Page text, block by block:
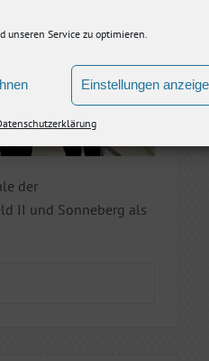
unseren Service zu optimieren.
Einstellungen
der
II und Sonneberg als